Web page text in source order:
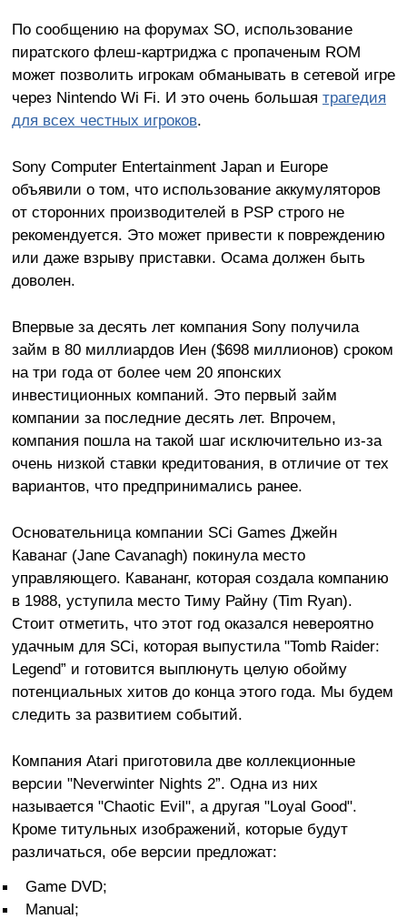
По сообщению на форумах SO, использование
пиратского флеш-картриджа с пропаченым ROM
может позволить игрокам обманывать в сетевой игре
через Nintendo Wi Fi. И это очень большая трагедия
для всех честных игроков.
Sony Computer Entertainment Japan и Europe
объявили о том, что использование аккумуляторов
от сторонних производителей в PSP строго не
рекомендуется. Это может привести к повреждению
или даже взрыву приставки. Осама должен быть
доволен.
Впервые за десять лет компания Sony получила
займ в 80 миллиардов Иен ($698 миллионов) сроком
на три года от более чем 20 японских
инвестиционных компаний. Это первый займ
компании за последние десять лет. Впрочем,
компания пошла на такой шаг исключительно из-за
очень низкой ставки кредитования, в отличие от тех
вариантов, что предпринимались ранее.
Основательница компании SCi Games Джейн
Каванаг (Jane Cavanagh) покинула место
управляющего. Кавананг, которая создала компанию
в 1988, уступила место Тиму Райну (Tim Ryan).
Стоит отметить, что этот год оказался невероятно
удачным для SCi, которая выпустила "Tomb Raider:
Legend” и готовится выплюнуть целую обойму
потенциальных хитов до конца этого года. Мы будем
следить за развитием событий.
Компания Atari приготовила две коллекционные
версии "Neverwinter Nights 2”. Одна из них
называется "Chaotic Evil", а другая "Loyal Good".
Кроме титульных изображений, которые будут
различаться, обе версии предложат:
Game DVD;
Manual;